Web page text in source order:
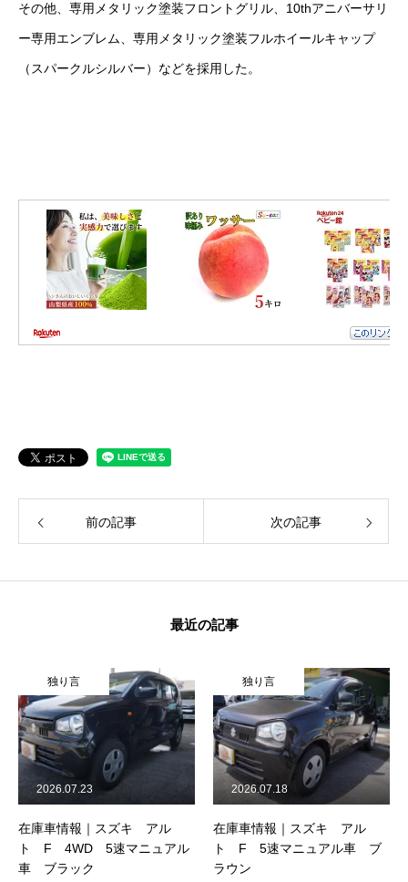
その他、専用メタリック塗装フロントグリル、10thアニバーサリ
ー専用エンブレム、専用メタリック塗装フルホイールキャップ
（スパークルシルバー）などを採用した。
前の記事 次の記事
最近の記事
情報｜スズキ アル
4WD 5速マニュアル
ラック
在庫車情報｜スズキ アル
ト F 5速マニュアル車 ブ
2026.07.18
在庫
イ